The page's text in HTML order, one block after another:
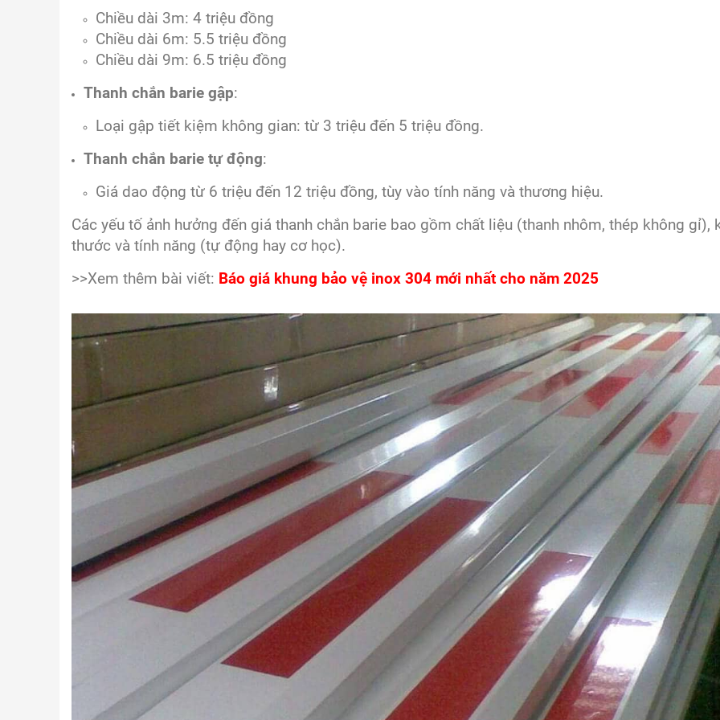
Chiều dài 3m: 4 triệu đồng
Chiều dài 6m: 5.5 triệu đồng
Chiều dài 9m: 6.5 triệu đồng
Thanh chắn barie gập:
Loại gập tiết kiệm không gian: từ 3 triệu đến 5 triệu đồng.
Thanh chắn barie tự động:
Giá dao động từ 6 triệu đến 12 triệu đồng, tùy vào tính năng và thương hiệu.
Các yếu tố ảnh hưởng đến giá thanh chắn barie bao gồm chất liệu (thanh nhôm, thép không gỉ),
thước và tính năng (tự động hay cơ học).
>>Xem thêm bài viết: Báo giá khung bảo vệ inox 304 mới nhất cho năm 2025